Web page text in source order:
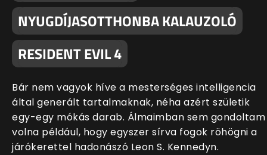
NYUGDÍJASOTTHONBA KALAUZOLÓ
RESIDENT EVIL 4
Bár nem vagyok híve a mesterséges intelligencia
által generált tartalmaknak, néha azért születik
egy-egy mókás darab. Álmaimban sem gondoltam
volna például, hogy egyszer sírva fogok röhögni a
járókerettel hadonászó Leon S. Kennedyn.